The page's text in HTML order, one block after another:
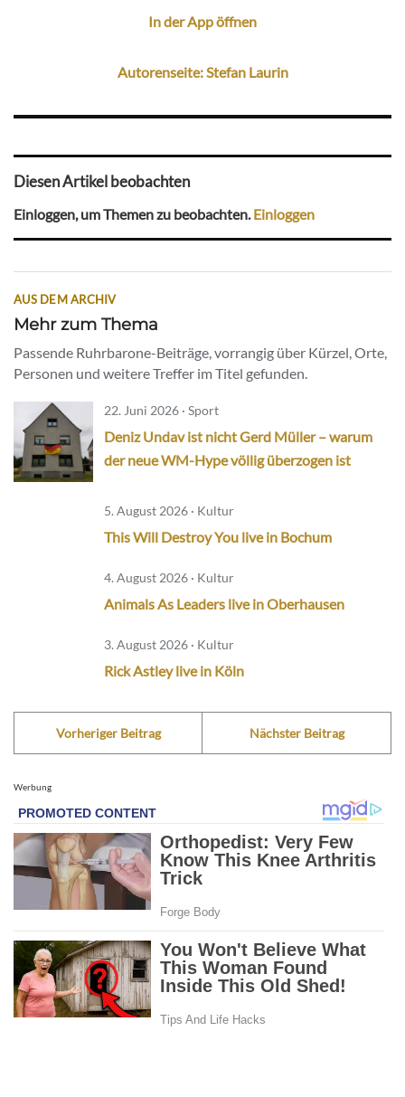
In der App öffnen
Autorenseite: Stefan Laurin
Diesen Artikel beobachten
Einloggen, um Themen zu beobachten. Einloggen
AUS DEM ARCHIV
Mehr zum Thema
Passende Ruhrbarone-Beiträge, vorrangig über Kürzel, Orte,
Personen und weitere Treffer im Titel gefunden.
22. Juni 2026 · Sport
Deniz Undav ist nicht Gerd Müller – warum
der neue WM-Hype völlig überzogen ist
5. August 2026 · Kultur
This Will Destroy You live in Bochum
4. August 2026 · Kultur
Animals As Leaders live in Oberhausen
3. August 2026 · Kultur
Rick Astley live in Köln
Vorheriger Beitrag Nächster Beitrag
Werbung